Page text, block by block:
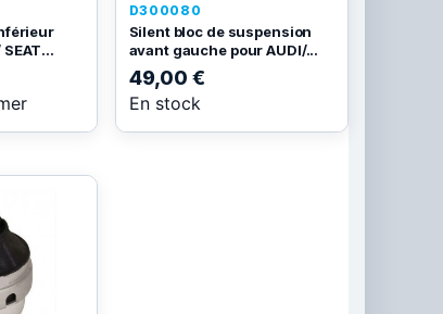
D300080
Silent bloc de suspension
avant gauche pour AUDI/...
49,00 €
En stock